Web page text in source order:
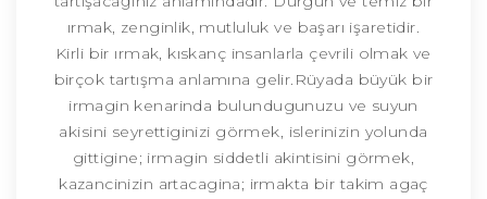
ırmak, zenginlik, mutluluk ve başarı işaretidir.
Kirli bir ırmak, kıskanç insanlarla çevrili olmak ve
birçok tartışma anlamına gelir.Rüyada büyük bir
irmagin kenarinda bulundugunuzu ve suyun
akisini seyrettiginizi görmek, islerinizin yolunda
gittigine; irmagin siddetli akintisini görmek,
kazancinizin artacagina; irmakta bir takim agaç